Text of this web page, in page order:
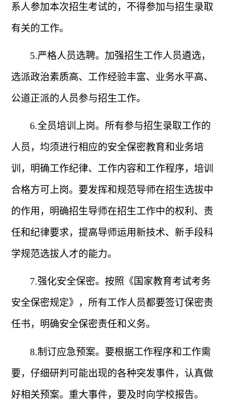
系人参加本次招生考试的，不得参加与招生录取
有关的工作。
5.严格人员选聘。加强招生工作人员遴选，
选派政治素质高、工作经验丰富、业务水平高、
公道正派的人员参与招生工作。
6.全员培训上岗。所有参与招生录取工作的
人员，均须进行相应的安全保密教育和业务培
训，明确工作纪律、工作内容和工作程序，培训
合格方可上岗。要发挥和规范导师在招生选拔中
的作用，明确招生导师在招生工作中的权利、责
任和纪律要求，提高导师运用新技术、新手段科
学规范选拔人才的能力。
7.强化安全保密。按照《国家教育考试考务
安全保密规定》，所有工作人员都要签订保密责
任书，明确安全保密责任和义务。
8.制订应急预案。要根据工作程序和工作需
要，仔细研判可能出现的各种突发事件，认真做
好相关预案。重大事件，要及时向学校报告。